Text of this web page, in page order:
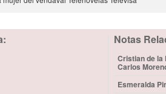
Notas
Cristian de la
Carlos
Esmeralda